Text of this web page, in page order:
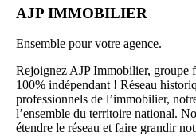
AJP IMMOBILIER
Ensemble pour votre agence.
Rejoignez AJP Immobilier, groupe
100% indépendant ! Réseau
professionnels de l’immobilier,
l’ensemble du territoire national.
étendre le réseau et faire grandir